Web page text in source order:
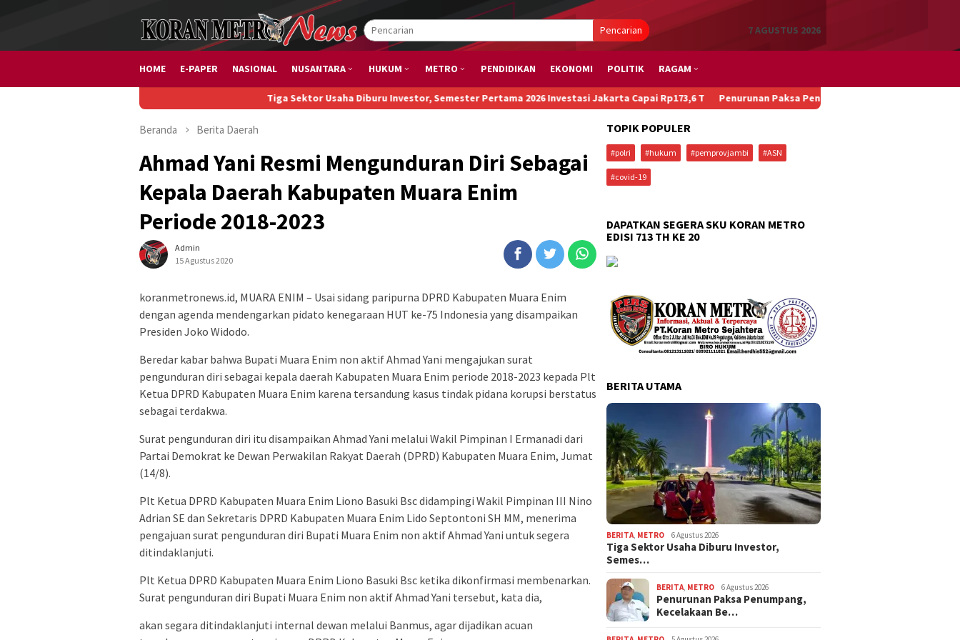
Pencarian 7 AGUSTUS 2026
HOME E-PAPER NASIONAL NUSANTARA HUKUM METRO PENDIDIKAN EKONOMI POLITIK RAGAM
Tiga Sektor Usaha Diburu Investor, Semester Pertama 2026 Investasi Jakarta Capai Rp173,6 T Penurunan Paksa Penumpang, Kecelakaan Beruntun, dan
Beranda Berita Daerah
Ahmad Yani Resmi Mengunduran Diri Sebagai
Kepala Daerah Kabupaten Muara Enim
Periode 2018-2023
Admin
15 Agustus 2020
koranmetronews.id, MUARA ENIM – Usai sidang paripurna DPRD Kabupaten Muara Enim
dengan agenda mendengarkan pidato kenegaraan HUT ke-75 Indonesia yang disampaikan
Presiden Joko Widodo.
Beredar kabar bahwa Bupati Muara Enim non aktif Ahmad Yani mengajukan surat
pengunduran diri sebagai kepala daerah Kabupaten Muara Enim periode 2018-2023 kepada Plt
Ketua DPRD Kabupaten Muara Enim karena tersandung kasus tindak pidana korupsi berstatus
sebagai terdakwa.
Surat pengunduran diri itu disampaikan Ahmad Yani melalui Wakil Pimpinan I Ermanadi dari
Partai Demokrat ke Dewan Perwakilan Rakyat Daerah (DPRD) Kabupaten Muara Enim, Jumat
(14/8).
Plt Ketua DPRD Kabupaten Muara Enim Liono Basuki Bsc didampingi Wakil Pimpinan III Nino
Adrian SE dan Sekretaris DPRD Kabupaten Muara Enim Lido Septontoni SH MM, menerima
pengajuan surat pengunduran diri Bupati Muara Enim non aktif Ahmad Yani untuk segera
ditindaklanjuti.
Plt Ketua DPRD Kabupaten Muara Enim Liono Basuki Bsc ketika dikonfirmasi membenarkan.
Surat pengunduran diri Bupati Muara Enim non aktif Ahmad Yani tersebut, kata dia,
akan segara ditindaklanjuti internal dewan melalui Banmus, agar dijadikan acuan
TOPIK POPULER
#polri #hukum #pemprovjambi #ASN
#covid-19
DAPATKAN SEGERA SKU KORAN METRO
EDISI 713 TH KE 20
BERITA UTAMA
BERITA, METRO 6 Agustus 2026
Tiga Sektor Usaha Diburu Investor,
Semes…
BERITA, METRO 6 Agustus 2026
Penurunan Paksa Penumpang,
Kecelakaan Be…